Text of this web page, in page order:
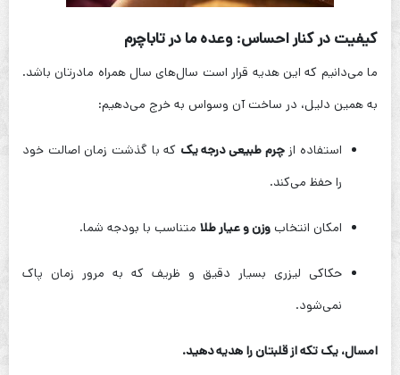
کیفیت در کنار احساس: وعده ما در تاباچرم
ما می‌دانیم که این هدیه قرار است سال‌های سال همراه مادرتان باشد.
به همین دلیل، در ساخت آن وسواس به خرج می‌دهیم:
استفاده ازچرم طبیعی درجه یک که با گذشت زمان اصالت خود
را حفظ می‌کند.
امکان انتخاب وزن و عیار طلا متناسب با بودجه شما.
حکاکی لیزری بسیار دقیق و ظریف که به مرور زمان پاک
نمی‌شود.
امسال، یک تکه از قلبتان را هدیه دهید.